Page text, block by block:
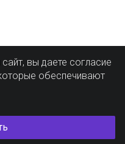
вы даете согласие
обеспечивают